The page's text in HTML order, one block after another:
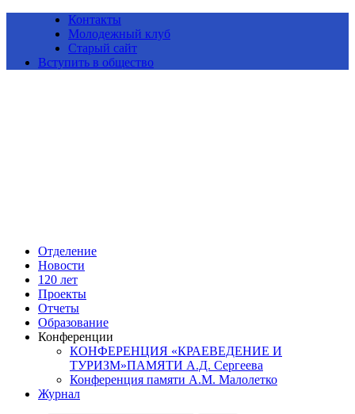
Контакты
Молодежный клуб
Старый сайт
Вступить в общество
Отделение
Новости
120 лет
Проекты
Отчеты
Образование
Конференции
КОНФЕРЕНЦИЯ «КРАЕВЕДЕНИЕ И
ТУРИЗМ»ПАМЯТИ А.Д. Сергеева
Конференция памяти А.М. Малолетко
Журнал